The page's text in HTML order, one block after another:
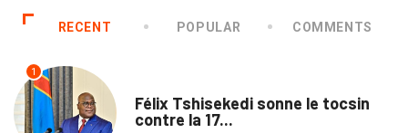
RECENT POPULAR COMMENTS
1
Félix Tshisekedi sonne le tocsin
contre la 17...